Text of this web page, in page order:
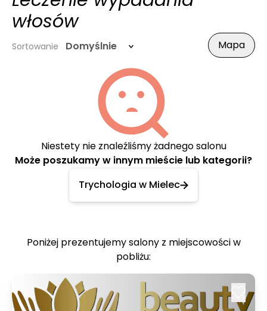
włosów
Sortowanie Domyślnie Mapa
Niestety nie znaleźliśmy żadnego salonu
Może poszukamy w innym mieście lub kategorii?
Trychologia w Mielec
Poniżej prezentujemy salony z miejscowości w
pobliżu: